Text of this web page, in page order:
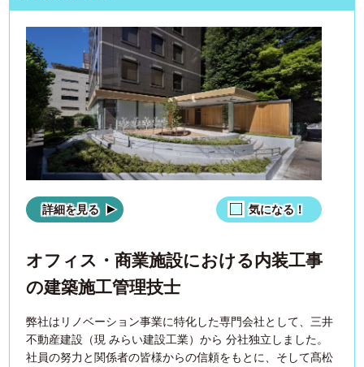
詳細を見る 気になる！
オフィス・商業施設における内装工事
の建築施工管理技士
弊社はリノベーション事業に特化した専門会社として、三井
不動産建設（現 みらい建設工業）から 分社独立しました。
社員の努力と関係者の皆様からの信頼をもとに、そして髙松